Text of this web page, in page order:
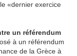
«dernier exercice
un référendum
à un référendum
de la Grèce à